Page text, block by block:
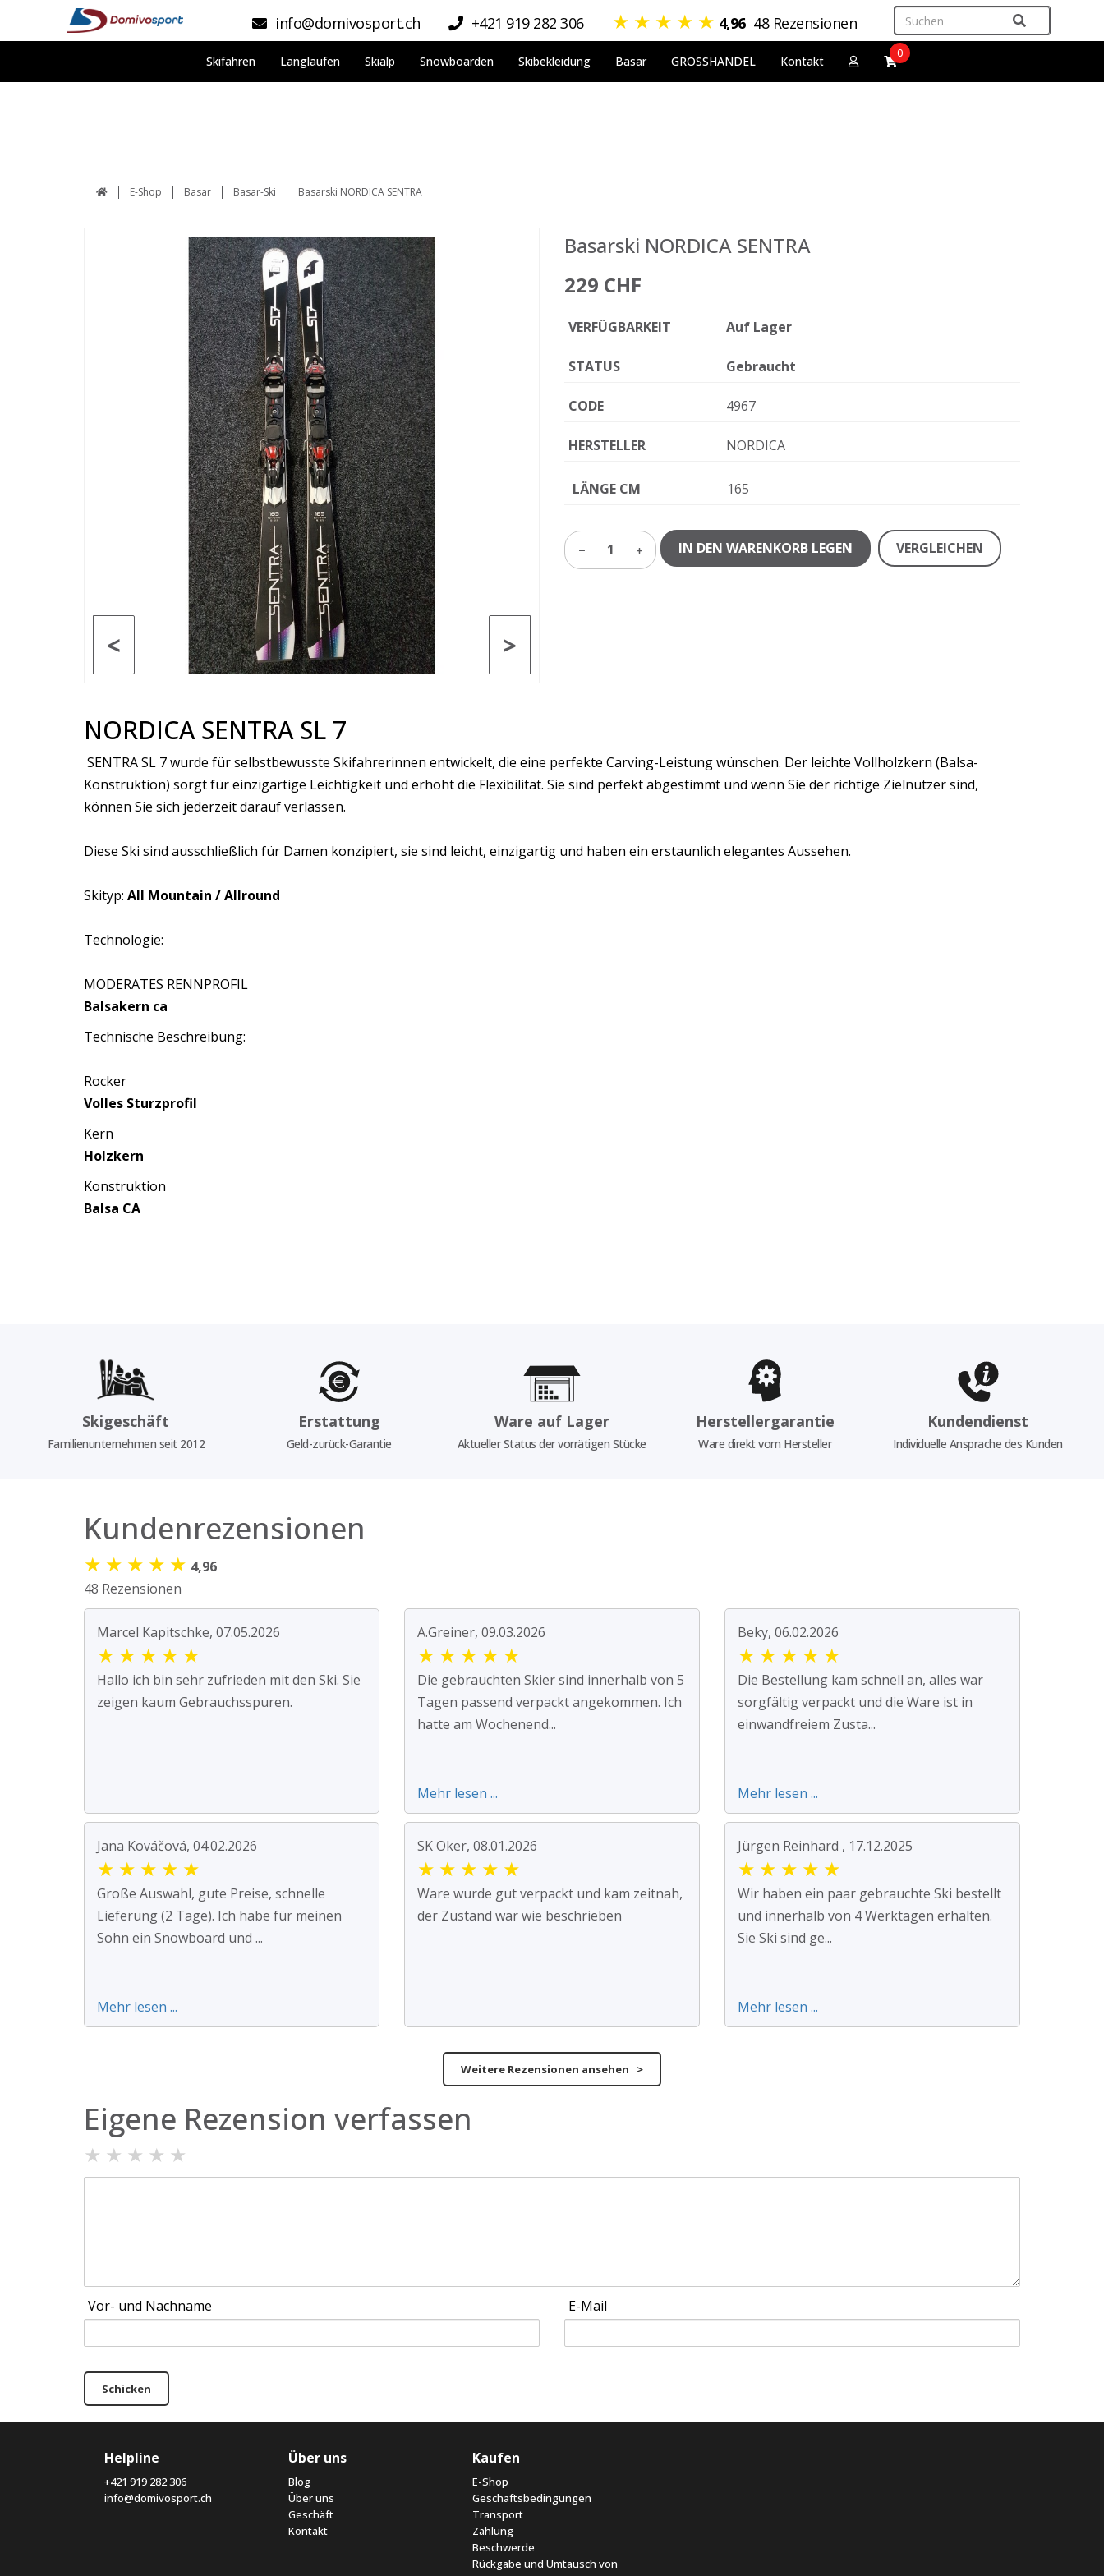
info@domivosport.ch +421 919 282 306 ★ ★ ★ ★ ★ 4,96 48 Rezensionen
Skifahren Langlaufen Skialp Snowboarden Skibekleidung Basar GROSSHANDEL Kontakt
0
E-Shop Basar Basar-Ski Basarski NORDICA SENTRA
>
<
Basarski NORDICA SENTRA
229 CHF
VERFÜGBARKEIT Auf Lager
STATUS Gebraucht
CODE 4967
HERSTELLER NORDICA
LÄNGE CM 165
1 IN DEN WARENKORB LEGEN VERGLEICHEN
NORDICA SENTRA SL 7
SENTRA SL 7 wurde für selbstbewusste Skifahrerinnen entwickelt, die eine perfekte Carving-Leistung wünschen. Der leichte Vollholzkern (Balsa-
Konstruktion) sorgt für einzigartige Leichtigkeit und erhöht die Flexibilität. Sie sind perfekt abgestimmt und wenn Sie der richtige Zielnutzer sind,
können Sie sich jederzeit darauf verlassen.
Diese Ski sind ausschließlich für Damen konzipiert, sie sind leicht, einzigartig und haben ein erstaunlich elegantes Aussehen.
Skityp: All Mountain / Allround
Technologie:
MODERATES RENNPROFIL
Balsakern ca
Technische Beschreibung:
Rocker
Volles Sturzprofil
Kern
Holzkern
Konstruktion
Balsa CA
Skigeschäft
Familienunternehmen seit 2012
Erstattung
Geld-zurück-Garantie
Ware auf Lager
Aktueller Status der vorrätigen Stücke
Herstellergarantie
Ware direkt vom Hersteller
Kundendienst
Individuelle Ansprache des Kunden
Kundenrezensionen
★ ★ ★ ★ ★ 4,96
48 Rezensionen
Marcel Kapitschke, 07.05.2026
★ ★ ★ ★ ★
Hallo ich bin sehr zufrieden mit den Ski. Sie
zeigen kaum Gebrauchsspuren.
A.Greiner, 09.03.2026
★ ★ ★ ★ ★
Die gebrauchten Skier sind innerhalb von 5
Tagen passend verpackt angekommen. Ich
hatte am Wochenend...
Mehr lesen ...
Beky, 06.02.2026
★ ★ ★ ★ ★
Die Bestellung kam schnell an, alles war
sorgfältig verpackt und die Ware ist in
einwandfreiem Zusta...
Mehr lesen ...
Jana Kováčová, 04.02.2026
★ ★ ★ ★ ★
Große Auswahl, gute Preise, schnelle
Lieferung (2 Tage). Ich habe für meinen
Sohn ein Snowboard und ...
Mehr lesen ...
SK Oker, 08.01.2026
★ ★ ★ ★ ★
Ware wurde gut verpackt und kam zeitnah,
der Zustand war wie beschrieben
Jürgen Reinhard , 17.12.2025
★ ★ ★ ★ ★
Wir haben ein paar gebrauchte Ski bestellt
und innerhalb von 4 Werktagen erhalten.
Sie Ski sind ge...
Mehr lesen ...
Weitere Rezensionen ansehen >
Eigene Rezension verfassen
★ ★ ★ ★ ★
Vor- und Nachname E-Mail
Schicken
Helpline
+421 919 282 306
info@domivosport.ch
Über uns
Blog
Über uns
Geschäft
Kontakt
Kaufen
E-Shop
Geschäftsbedingungen
Transport
Zahlung
Beschwerde
Rückgabe und Umtausch von